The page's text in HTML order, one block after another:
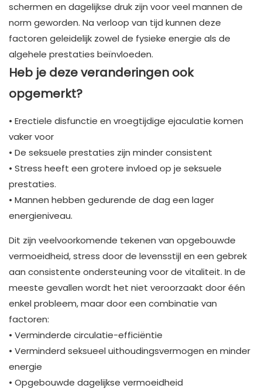
schermen en dagelijkse druk zijn voor veel mannen de
norm geworden. Na verloop van tijd kunnen deze
factoren geleidelijk zowel de fysieke energie als de
algehele prestaties beïnvloeden.
Heb je deze veranderingen ook
opgemerkt?
• Erectiele disfunctie en vroegtijdige ejaculatie komen
vaker voor
• De seksuele prestaties zijn minder consistent
• Stress heeft een grotere invloed op je seksuele
prestaties.
• Mannen hebben gedurende de dag een lager
energieniveau.
Dit zijn veelvoorkomende tekenen van opgebouwde
vermoeidheid, stress door de levensstijl en een gebrek
aan consistente ondersteuning voor de vitaliteit. In de
meeste gevallen wordt het niet veroorzaakt door één
enkel probleem, maar door een combinatie van
factoren:
• Verminderde circulatie-efficiëntie
• Verminderd seksueel uithoudingsvermogen en minder
energie
• Opgebouwde dagelijkse vermoeidheid